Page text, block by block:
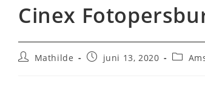
Cinex
BerichtMathilde
Berichtjuni 13, 2020